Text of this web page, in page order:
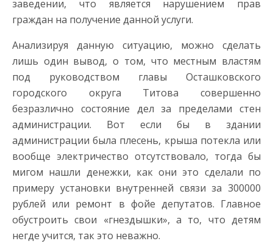
заведении, что является нарушением прав
граждан на получение данной услуги.
Анализируя данную ситуацию, можно сделать
лишь один вывод, о том, что местным властям
под руководством главы Осташковского
городского округа Титова совершенно
безразлично состояние дел за пределами стен
администрации. Вот если бы в здании
администрации была плесень, крыша потекла или
вообще электричество отсутствовало, тогда бы
мигом нашли денежки, как они это сделали по
примеру установки внутренней связи за 300000
рублей или ремонт в фойе депутатов. Главное
обустроить свои «гнездышки», а то, что детям
негде учится, так это неважно.